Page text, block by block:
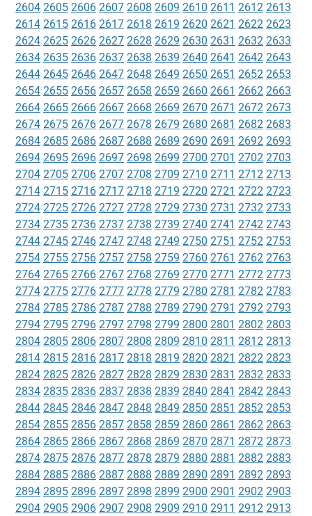
2604 2605 2606 2607 2608 2609 2610 2611 2612 2613
2614 2615 2616 2617 2618 2619 2620 2621 2622 2623
2624 2625 2626 2627 2628 2629 2630 2631 2632 2633
2634 2635 2636 2637 2638 2639 2640 2641 2642 2643
2644 2645 2646 2647 2648 2649 2650 2651 2652 2653
2654 2655 2656 2657 2658 2659 2660 2661 2662 2663
2664 2665 2666 2667 2668 2669 2670 2671 2672 2673
2674 2675 2676 2677 2678 2679 2680 2681 2682 2683
2684 2685 2686 2687 2688 2689 2690 2691 2692 2693
2694 2695 2696 2697 2698 2699 2700 2701 2702 2703
2704 2705 2706 2707 2708 2709 2710 2711 2712 2713
2714 2715 2716 2717 2718 2719 2720 2721 2722 2723
2724 2725 2726 2727 2728 2729 2730 2731 2732 2733
2734 2735 2736 2737 2738 2739 2740 2741 2742 2743
2744 2745 2746 2747 2748 2749 2750 2751 2752 2753
2754 2755 2756 2757 2758 2759 2760 2761 2762 2763
2764 2765 2766 2767 2768 2769 2770 2771 2772 2773
2774 2775 2776 2777 2778 2779 2780 2781 2782 2783
2784 2785 2786 2787 2788 2789 2790 2791 2792 2793
2794 2795 2796 2797 2798 2799 2800 2801 2802 2803
2804 2805 2806 2807 2808 2809 2810 2811 2812 2813
2814 2815 2816 2817 2818 2819 2820 2821 2822 2823
2824 2825 2826 2827 2828 2829 2830 2831 2832 2833
2834 2835 2836 2837 2838 2839 2840 2841 2842 2843
2844 2845 2846 2847 2848 2849 2850 2851 2852 2853
2854 2855 2856 2857 2858 2859 2860 2861 2862 2863
2864 2865 2866 2867 2868 2869 2870 2871 2872 2873
2874 2875 2876 2877 2878 2879 2880 2881 2882 2883
2884 2885 2886 2887 2888 2889 2890 2891 2892 2893
2894 2895 2896 2897 2898 2899 2900 2901 2902 2903
2904 2905 2906 2907 2908 2909 2910 2911 2912 2913